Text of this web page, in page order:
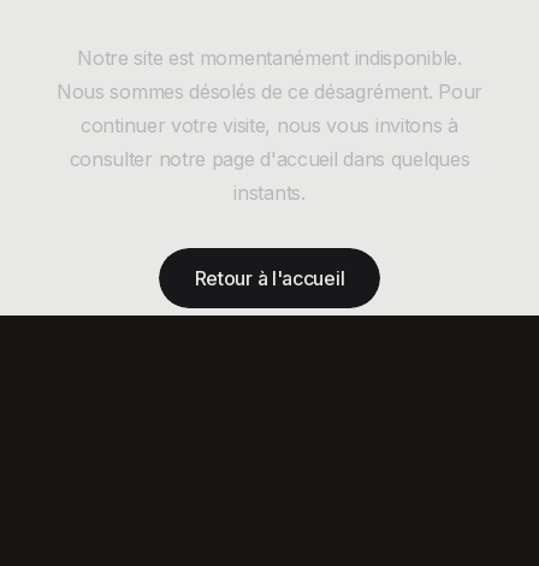
Notre site est momentanément indisponible.
Nous sommes désolés de ce désagrément. Pour
continuer votre visite, nous vous invitons à
consulter notre page d'accueil dans quelques
instants.
Retour à l'accueil